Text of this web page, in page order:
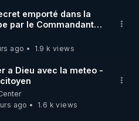
rdlr_thierrycasasnovas/
RGNR (stages,
emporté dans la
par le Commandant
le 25 juin 1997
ago
1.9 k views
a Dieu avec la meteo -
ago
1.6 k views